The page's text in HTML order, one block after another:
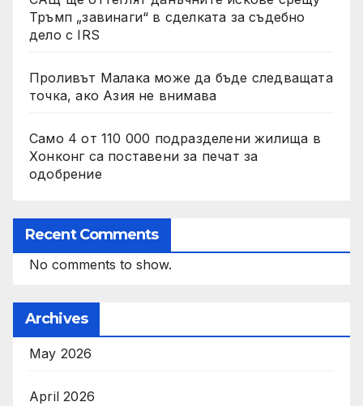
Тръмп „завинаги“ в сделката за съдебно
дело с IRS
Проливът Малака може да бъде следващата
точка, ако Азия не внимава
Само 4 от 110 000 подразделени жилища в
Хонконг са поставени за печат за
одобрение
Recent Comments
No comments to show.
Archives
May 2026
April 2026